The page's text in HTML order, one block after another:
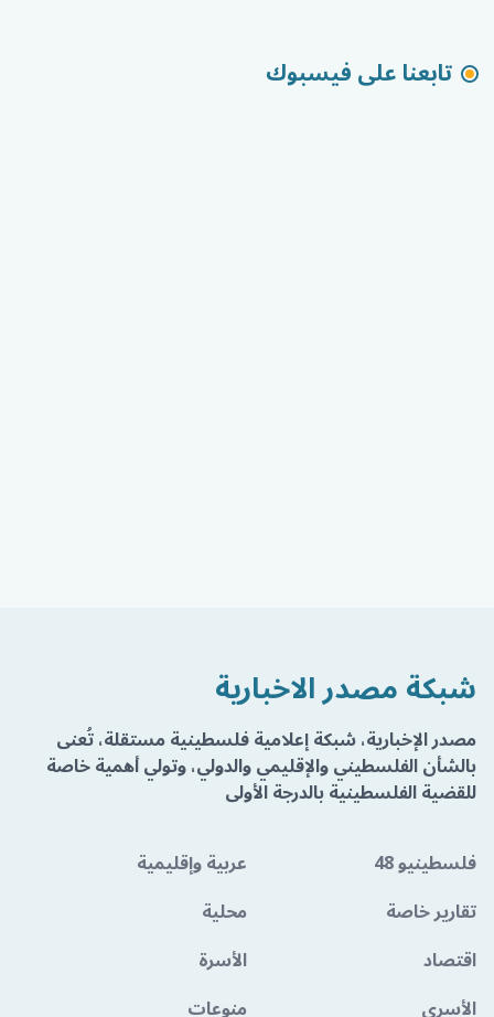
تابعنا على فيسبوك
شبكة مصدر الاخبارية
مصدر الإخبارية، شبكة إعلامية فلسطينية مستقلة، تُعنى
بالشأن الفلسطيني والإقليمي والدولي، وتولي أهمية خاصة
للقضية الفلسطينية بالدرجة الأولى
فلسطينيو 48
عربية وإقليمية
تقارير خاصة
محلية
اقتصاد
الأسرة